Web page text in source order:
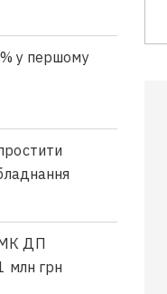
у першому
ДП
млн грн